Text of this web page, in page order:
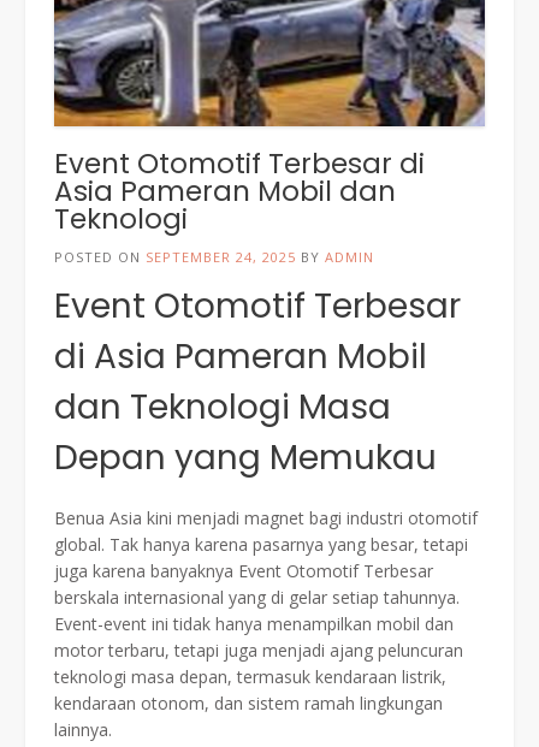
Event Otomotif Terbesar di
Asia Pameran Mobil dan
Teknologi
POSTED ON SEPTEMBER 24, 2025 BY ADMIN
Event Otomotif Terbesar
di Asia Pameran Mobil
dan Teknologi Masa
Depan yang Memukau
Benua Asia kini menjadi magnet bagi industri otomotif
global. Tak hanya karena pasarnya yang besar, tetapi
juga karena banyaknya Event Otomotif Terbesar
berskala internasional yang di gelar setiap tahunnya.
Event-event ini tidak hanya menampilkan mobil dan
motor terbaru, tetapi juga menjadi ajang peluncuran
teknologi masa depan, termasuk kendaraan listrik,
kendaraan otonom, dan sistem ramah lingkungan
lainnya.